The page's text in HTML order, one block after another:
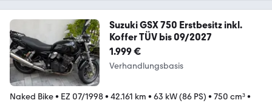
Suzuki GSX 750 Erstbesitz inkl.
Koffer TÜV bis 09/2027
1.999 €
Verhandlungsbasis
Naked Bike• EZ 07/1998• 42.161 km • 63 kW (86 PS) • 750 cm³•